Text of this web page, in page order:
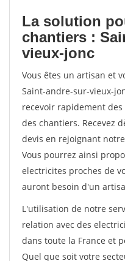
La solution
chantiers :
vieux-jonc
Vous êtes un artisan et
Saint-andre-sur-vieux-
recevoir rapidement
des chantiers. Recevez
devis en rejoignant
Vous pourrez ainsi
electricites proches de
auront besoin d'un
L'utilisation de notre
relation avec des
dans toute la France et
Quel que soit votre